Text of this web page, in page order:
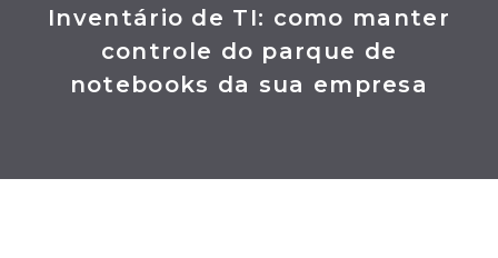
Inventário de TI: como manter
controle do parque de
notebooks da sua empresa